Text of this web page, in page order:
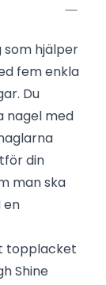
som hjälper
fem enkla
Du
nagel med
din
man ska
en
topplacket
Shine